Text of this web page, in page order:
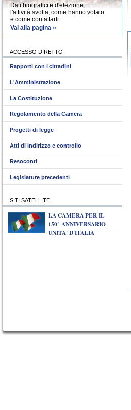
Dati biografici e d'elezione,
l'attività svolta, come hanno votato
e come contattarli.
Vai alla pagina »
ACCESSO DIRETTO
Rapporti con i cittadini
L'Amministrazione
La Costituzione
Regolamento della Camera
Progetti di legge
Atti di indirizzo e controllo
Resoconti
Legislature precedenti
SITI SATELLITE
LA CAMERA PER IL
150° ANNIVERSARIO
UNITA' D'ITALIA